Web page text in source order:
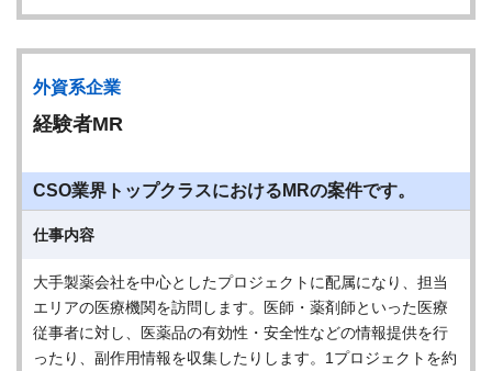
外資系企業
経験者MR
CSO業界トップクラスにおけるMRの案件です。
仕事内容
大手製薬会社を中心としたプロジェクトに配属になり、担当
エリアの医療機関を訪問します。医師・薬剤師といった医療
従事者に対し、医薬品の有効性・安全性などの情報提供を行
ったり、副作用情報を収集したりします。1プロジェクトを約